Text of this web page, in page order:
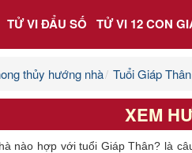
TỬ VI ĐẨU SỐ TỬ VI 12 CON
thủy hướng nhà Tuổi Giáp Thân
XEM
nào hợp với tuổi Giáp Thân? là